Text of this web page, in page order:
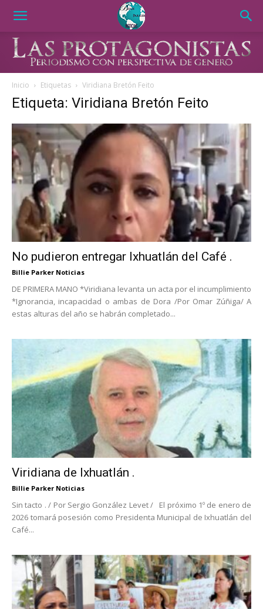
Inicio Etiquetas Viridiana Bretón Feito
Etiqueta: Viridiana Bretón Feito
No pudieron entregar Ixhuatlán del Café .
Billie Parker Noticias
DE PRIMERA MANO *Viridiana levanta un acta por el incumplimiento
*Ignorancia, incapacidad o ambas de Dora /Por Omar Zúñiga/ A
estas alturas del año se habrán completado...
Viridiana de Ixhuatlán .
Billie Parker Noticias
Sin tacto . / Por Sergio González Levet / El próximo 1º de enero de
2026 tomará posesión como Presidenta Municipal de Ixhuatlán del
Café...